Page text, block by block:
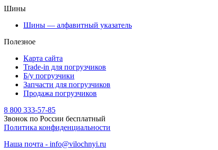
Шины
Шины — алфавитный указатель
Полезное
Карта сайта
Trade-in для погрузчиков
Б/у погрузчики
Запчасти для погрузчиков
Продажа погрузчиков
8 800 333-57-85
Звонок по России бесплатный
Политика конфиденциальности
Наша почта - info@vilochnyi.ru